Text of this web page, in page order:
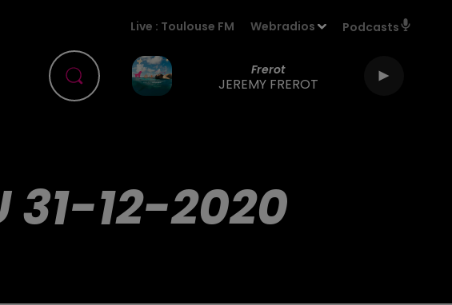
Live : Toulouse FM Webradios Podcasts
Frerot
JEREMY FREROT
31-12-2020